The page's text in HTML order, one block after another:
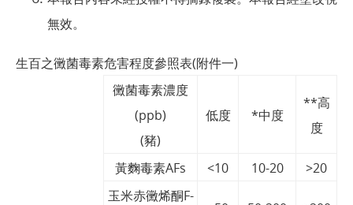
無效。
生百之黴菌毒素危害程度參照表(附件一)
黴菌毒素濃度
(ppb)
(豬)
低度 *中度
**高
度
黃麴毒素AFs <10 10-20
>20
玉米赤黴烯酮F-